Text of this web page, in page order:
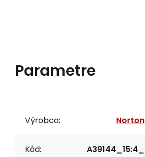
Parametre
Výrobca: Norton
Kód: A39144_15:4_